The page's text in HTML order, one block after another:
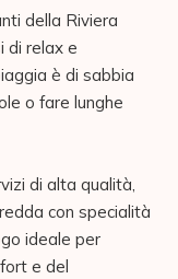
della Riviera
di relax e
è di sabbia
o fare lunghe
di alta qualità,
con specialità
ideale per
e del